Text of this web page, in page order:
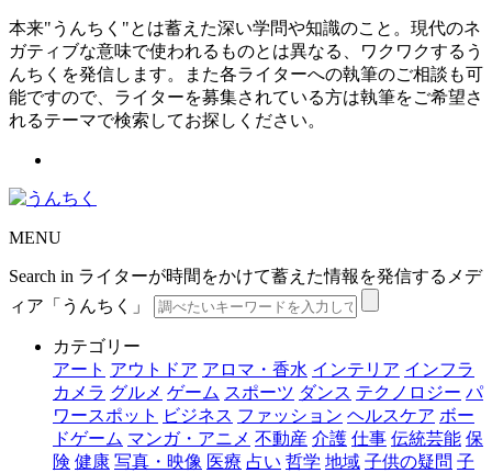
本来"うんちく"とは蓄えた深い学問や知識のこと。現代のネ
ガティブな意味で使われるものとは異なる、ワクワクするう
んちくを発信します。また各ライターへの執筆のご相談も可
能ですので、ライターを募集されている方は執筆をご希望さ
れるテーマで検索してお探しください。
MENU
Search in ライターが時間をかけて蓄えた情報を発信するメデ
ィア「うんちく」
カテゴリー
アート アウトドア アロマ・香水 インテリア インフラ
カメラ グルメ ゲーム スポーツ ダンス テクノロジー パ
ワースポット
ビジネス ファッション ヘルスケア ボー
ドゲーム マンガ・アニメ 不動産 介護 仕事 伝統芸能 保
険 健康 写真・映像 医療 占い 哲学 地域 子供の疑問 子